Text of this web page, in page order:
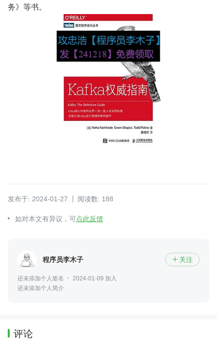
务》等书。
发布于: 2024-01-27 阅读数: 188
如对本文有异议，可点此反馈
程序员李木子  关注
还未添加个人签名
2024-01-09 加入
还未添加个人简介
评论